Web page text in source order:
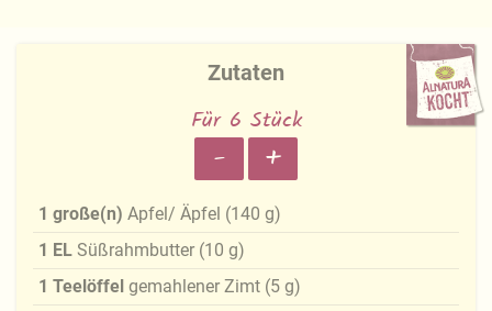
Zutaten
Für 6 Stück
- +
1 große(n) Apfel/ Äpfel (140 g)
1 EL Süßrahmbutter (10 g)
1 Teelöffel gemahlener Zimt (5 g)